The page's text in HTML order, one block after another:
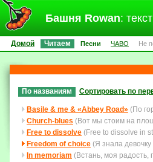
Башня Rowan:
Домой Читаем Песни ЧАВО Не
По названиям Сортировать по
Basile & me & «Abbey Road» (По
Church-blues (Вот мы стоим на
Free to dissolve (Free to dissolve in
Freedom of choice (Я знала
In memoriam (Встань, моя радость,